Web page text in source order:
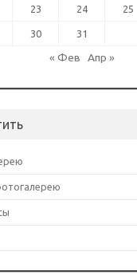
23 24 25
30 31
« Фев Апр »